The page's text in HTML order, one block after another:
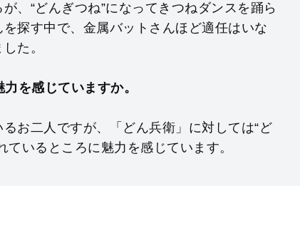
が、“どんぎつね”になってきつねダンスを踊ら
探す中で、⾦属バットさんほど適任はいな
た。
を感じていますか。
お⼆⼈ですが、「どん兵衛」に対しては“ど
ているところに魅⼒を感じています。